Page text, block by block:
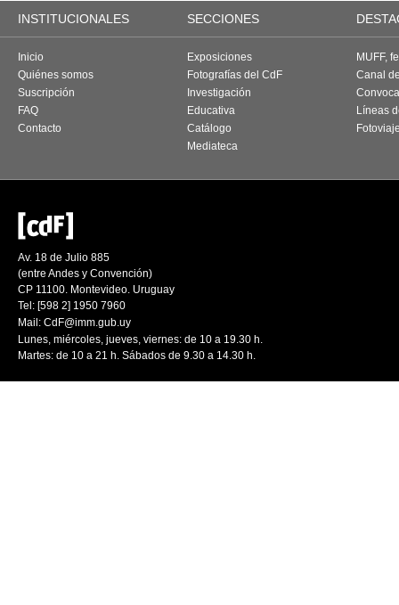
INSTITUCIONALES SECCIONES
Inicio
Quiénes somos
Suscripción
FAQ
Contacto
Exposiciones
Fotografías del CdF
Investigación
Educativa
Catálogo
Mediateca
MUFF,
Canal
Líneas
Av. 18 de Julio 885
(entre Andes y Convención)
CP 11100. Montevideo. Uruguay
Tel: [598 2] 1950 7960
Mail: CdF@imm.gub.uy
Lunes, miércoles, jueves, viernes: de 10 a 19.30 h.
Martes: de 10 a 21 h. Sábados de 9.30 a 14.30 h.